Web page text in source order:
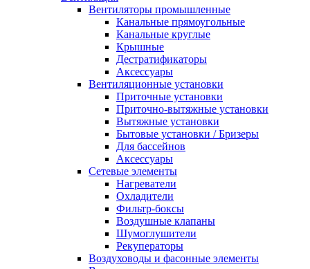
Вентиляторы промышленные
Канальные прямоугольные
Канальные круглые
Крышные
Дестратификаторы
Аксессуары
Вентиляционные установки
Приточные установки
Приточно-вытяжные установки
Вытяжные установки
Бытовые установки / Бризеры
Для бассейнов
Аксессуары
Сетевые элементы
Нагреватели
Охладители
Фильтр-боксы
Воздушные клапаны
Шумоглушители
Рекуператоры
Воздуховоды и фасонные элементы